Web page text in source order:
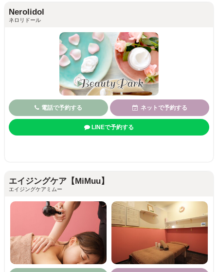
Nerolidol
ネロリドール
電話で予約する ネットで予約する
LINEで予約する
エイジングケア【MiMuu】
エイジングケアミムー